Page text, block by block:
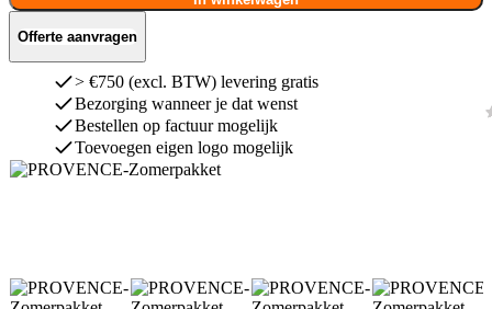
Offerte aanvragen
> €750 (excl. BTW) levering gratis
Bezorging wanneer je dat wenst
Bestellen op factuur mogelijk
Toevoegen eigen logo mogelijk